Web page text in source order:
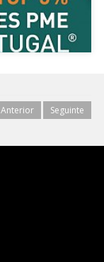
Anterior Seguinte